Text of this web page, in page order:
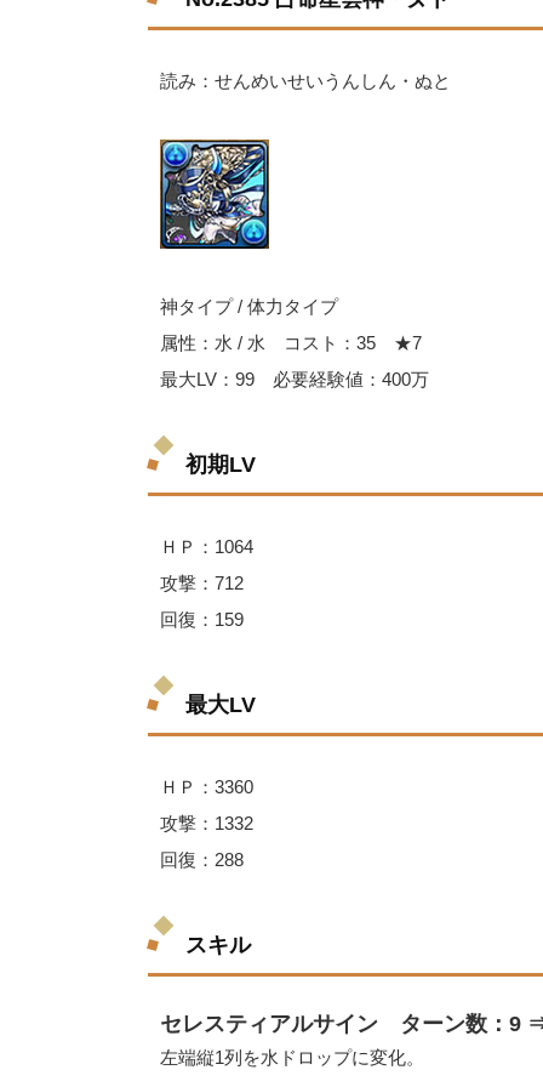
読み：せんめいせいうんしん・ぬと
神タイプ / 体力タイプ
属性：水 / 水 コスト：35 ★7
最大LV：99 必要経験値：400万
初期LV
ＨＰ：1064
攻撃：712
回復：159
最大LV
ＨＰ：3360
攻撃：1332
回復：288
スキル
セレスティアルサイン ターン数：9
左端縦1列を水ドロップに変化。